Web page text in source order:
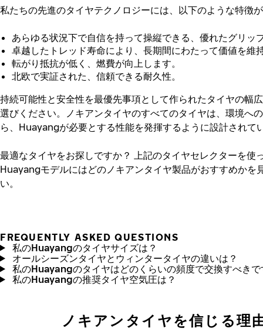
私たちの先進のタイヤテクノロジーには、以下のような特徴
あらゆる状況下で自信を持って操縦できる、優れたグリッ
卓越したトレッド寿命により、長期間にわたって価値を維
転がり抵抗が低く、燃費が向上します。
北欧で実証された、信頼できる耐久性。
持続可能性と安全性を最優先事項として作られたタイヤの幅
選びください。ノキアンタイヤのすべてのタイヤは、環境へ
ら、Huayangが必要とする性能を発揮するように設計されて
最適なタイヤをお探しですか？
上記のタイヤセレクターを使
Huayangモデルにはどのノキアンタイヤ製品がおすすめかを
い。
FREQUENTLY ASKED QUESTIONS
私のHuayangのタイヤサイズは？
オールシーズンタイヤとウィンタータイヤの違いは？
私のHuayangのタイヤはどのくらいの頻度で交換すべきで
私のHuayangの推奨タイヤ空気圧は？
ノキアンタイヤを信じる理